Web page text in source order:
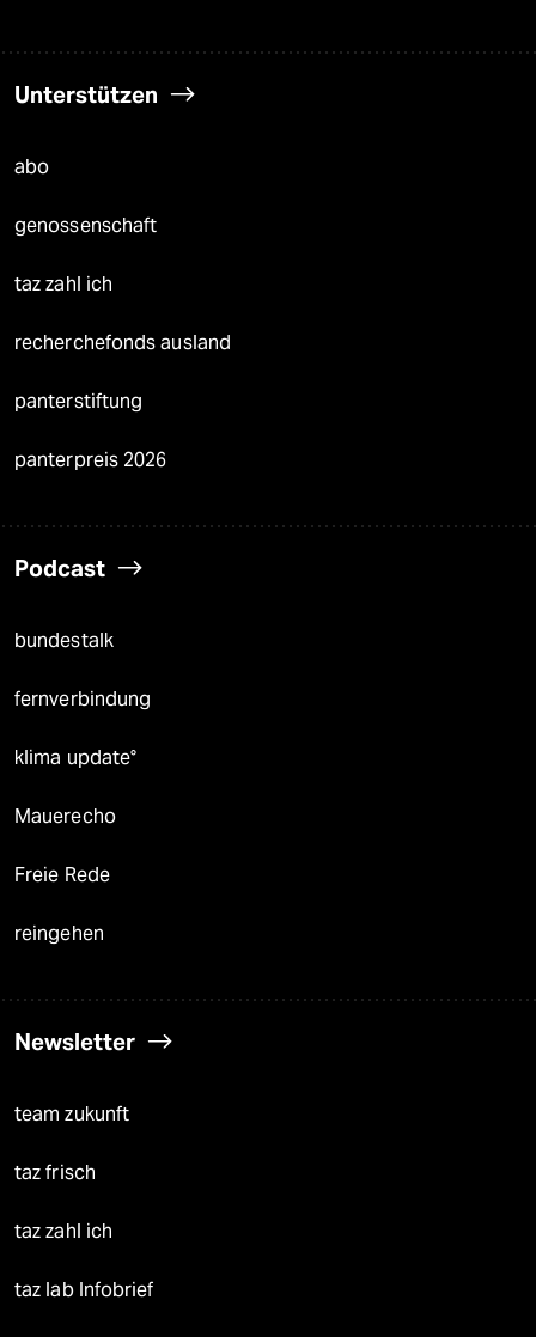
Unterstützen
abo
genossenschaft
taz zahl ich
recherchefonds ausland
panterstiftung
panterpreis 2026
Podcast
bundestalk
fernverbindung
klima update°
Mauerecho
Freie Rede
reingehen
Newsletter
team zukunft
taz frisch
taz zahl ich
taz lab Infobrief